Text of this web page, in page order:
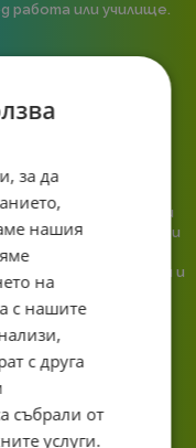
работа или училище.
поддържаме и
Като магазин и
на едно място
бърза реакция и
на твоята
система.
за да
нашия
на
с нашите
с друга
събрали от
услуги.